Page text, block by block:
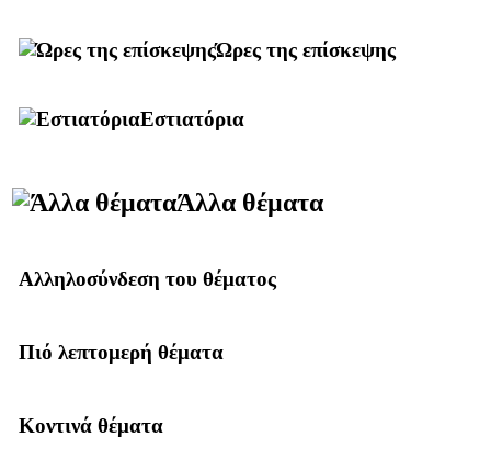
Ώρες της επίσκεψης
Εστιατόρια
Άλλα θέματα
Αλληλοσύνδεση του θέματος
Πιό λεπτομερή θέματα
Κοντινά θέματα